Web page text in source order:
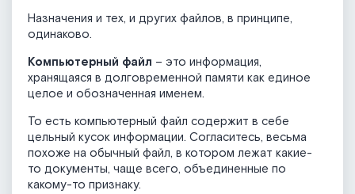
Назначения и тех, и других файлов, в принципе,
одинаково.
Компьютерный файл – это информация,
хранящаяся в долговременной памяти как единое
целое и обозначенная именем.
То есть компьютерный файл содержит в себе
цельный кусок информации. Согласитесь, весьма
похоже на обычный файл, в котором лежат какие-
то документы, чаще всего, объединенные по
какому-то признаку.